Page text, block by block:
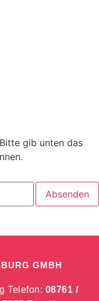
gib unten das
GMBH
Telefon: 08761 /